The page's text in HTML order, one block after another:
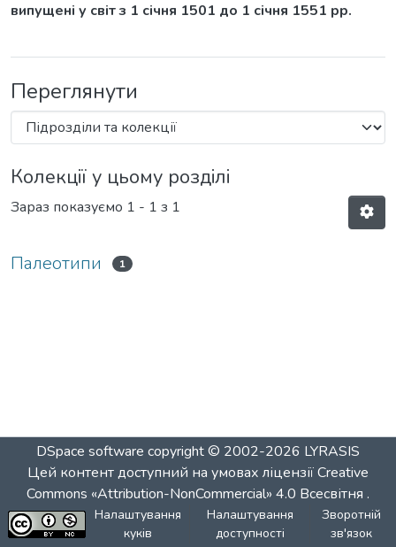
випущені у світ з 1 січня 1501 до 1 січня 1551 рр.
Переглянути
Колекції у цьому розділі
Зараз показуємо 1 - 1 з 1
Палеотипи 1
DSpace software copyright © 2002-2026 LYRASIS
Цей контент доступний на умовах ліцензіїCreative
Commons «Attribution-NonCommercial» 4.0 Всесвітня .
Налаштування
куків
Налаштування
доступності
Зворотній
зв'язок